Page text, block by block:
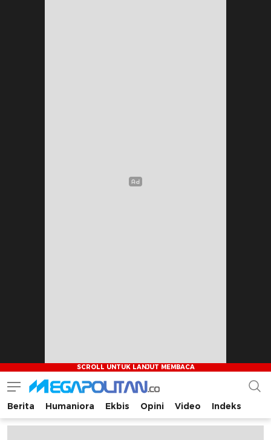
Megapolitan.co
Menyajikan berita-berita fakta bagi pembaca
Berita Humaniora Ekbis Opini Video Indeks